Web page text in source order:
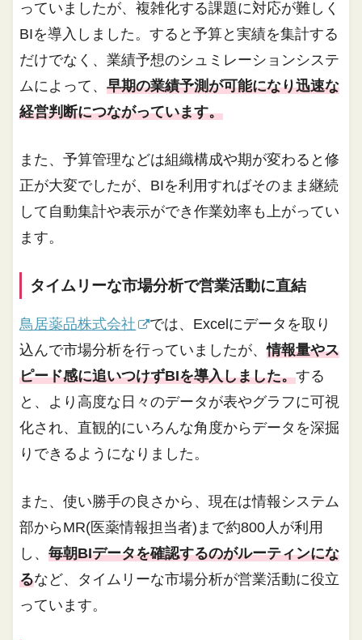
っていましたが、複雑化する課題に対応が難しく
BIを導入しました。すると予算と実績を集計する
だけでなく、業績予想のシュミレーションシステ
ムによって、早期の業績予測が可能になり迅速な
経営判断につながっています。
また、予算管理などは組織構成や期が変わると修
正が大変でしたが、BIを利用すればそのまま継続
して自動集計や表示ができ作業効率も上がってい
ます。
タイムリーな市場分析で営業活動に直結
鳥居薬品株式会社
では、Excelにデータを取り
込んで市場分析を行っていましたが、情報量やス
ピード感に追いつけずBIを導入しました。する
と、より高度な日々のデータが表やグラフに可視
化され、直観的にいろんな角度からデータを深掘
りできるようになりました。
また、使い勝手の良さから、現在は情報システム
部からMR(医薬情報担当者)まで約800人が利用
し、毎朝BIデータを確認するのがルーティンにな
るなど、タイムリーな市場分析が営業活動に役立
っています。